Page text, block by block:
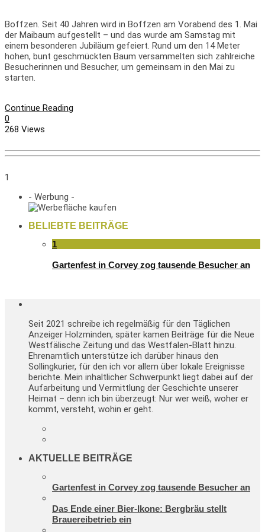
Boffzen. Seit 40 Jahren wird in Boffzen am Vorabend des 1. Mai
der Maibaum aufgestellt – und das wurde am Samstag mit
einem besonderen Jubiläum gefeiert. Rund um den 14 Meter
hohen, bunt geschmückten Baum versammelten sich zahlreiche
Besucherinnen und Besucher, um gemeinsam in den Mai zu
starten.
Continue Reading
0
268 Views
1
- Werbung -
BELIEBTE BEITRÄGE
1
Gartenfest in Corvey zog tausende Besucher an
Seit 2021 schreibe ich regelmäßig für den Täglichen
Anzeiger Holzminden, später kamen Beiträge für die Neue
Westfälische Zeitung und das Westfalen-Blatt hinzu.
Ehrenamtlich unterstütze ich darüber hinaus den
Sollingkurier, für den ich vor allem über lokale Ereignisse
berichte. Mein inhaltlicher Schwerpunkt liegt dabei auf der
Aufarbeitung und Vermittlung der Geschichte unserer
Heimat – denn ich bin überzeugt: Nur wer weiß, woher er
kommt, versteht, wohin er geht.
AKTUELLE BEITRÄGE
Gartenfest in Corvey zog tausende Besucher an
Das Ende einer Bier-Ikone: Bergbräu stellt
Brauereibetrieb ein